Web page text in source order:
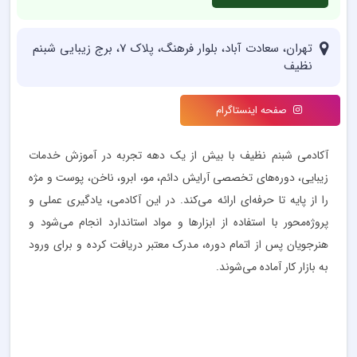
تهران، سعادت آباد، بلوار فرهنگ، پلاک 7، برج زیبایی شبنم
نظیف
صفحه اینستاگرام
آکادمی شبنم نظیف با بیش از یک دهه تجربه در آموزش خدمات
زیبایی، دوره‌های تخصصی آرایش دائم، مو، ابرو، ناخن، پوست و مژه
را از پایه تا حرفه‌ای ارائه می‌کند. در این آکادمی، یادگیری عملی و
پروژه‌محور با استفاده از ابزارها و مواد استاندارد انجام می‌شود و
هنرجویان پس از اتمام دوره، مدرک معتبر دریافت کرده و برای ورود
به بازار کار آماده می‌شوند.